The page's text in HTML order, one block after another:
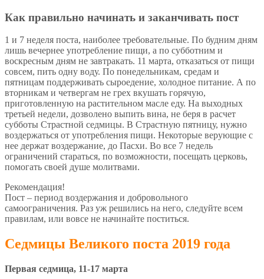
Как правильно начинать и заканчивать пост
1 и 7 неделя поста, наиболее требовательные. По будним дням
лишь вечернее употребление пищи, а по субботним и
воскресным дням не завтракать. 11 марта, отказаться от пищи
совсем, пить одну воду. По понедельникам, средам и
пятницам поддерживать сыроедение, холодное питание. А по
вторникам и четвергам не грех вкушать горячую,
приготовленную на растительном масле еду. На выходных
третьей недели, дозволено выпить вина, не беря в расчет
субботы Страстной седмицы. В Страстную пятницу, нужно
воздержаться от употребления пищи. Некоторые верующие с
нее держат воздержание, до Пасхи. Во все 7 недель
ограничений стараться, по возможности, посещать церковь,
помогать своей душе молитвами.
Рекомендация!
Пост – период воздержания и добровольного
самоограничения. Раз уж решились на него, следуйте всем
правилам, или вовсе не начинайте поститься.
Седмицы Великого поста 2019 года
Первая седмица, 11-17 марта